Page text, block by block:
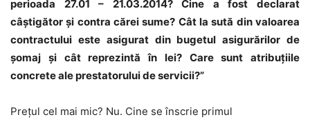
perioada 27.01– 21.03.2014? Cine a fost declarat
câştigătorşi contra cărei sume? Cât la sută din valoarea
contractului este asigurat din bugetul asigurărilor de
şomaj şi cât reprezintă în lei? Care sunt atribuţiile
concrete ale prestatorului de servicii?”
Preţul cel mai mic? Nu. Cine se înscrie primul